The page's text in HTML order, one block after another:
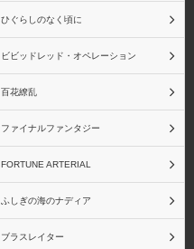
ひぐらしのなく頃に
ビビッドレッド・オペレーション
百花繚乱
ファイナルファンタジー
FORTUNE ARTERIAL
ふしぎの海のナディア
ブラスレイター